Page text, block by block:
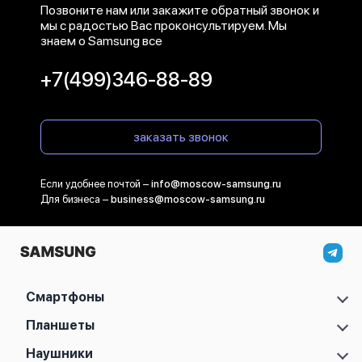
Позвоните нам или закажите обратный звонок и
мы с радостью Вас проконсультируем. Мы
знаем о Samsung все
+7(499)346-88-89
заказать звонок
Если удобнее почтой – info@moscow-samsung.ru
Для бизнеса – business@moscow-samsung.ru
Смартфоны
Samsung Galaxy S
Samsung Galaxy Z
Планшеты
Samsung Galaxy Tab A11
Наушники